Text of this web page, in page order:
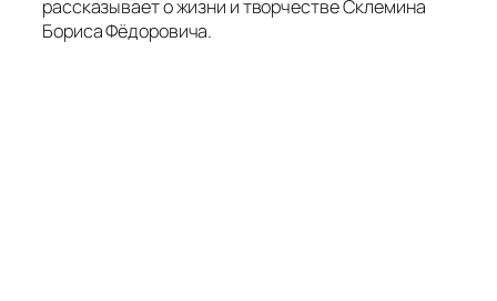
рассказывает о жизни и творчестве Склемина
Бориса Фёдоровича.